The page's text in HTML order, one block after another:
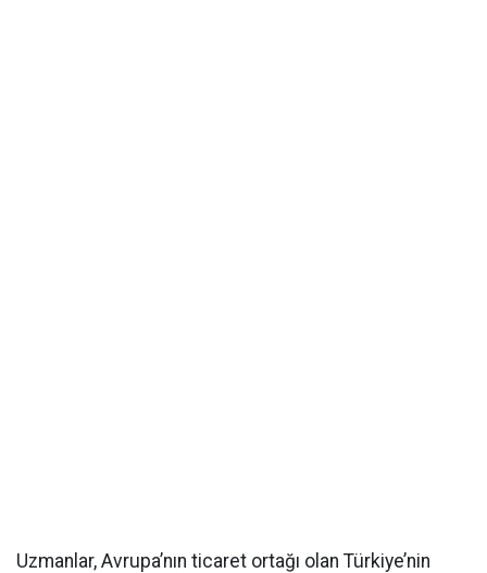
Uzmanlar, Avrupa’nın ticaret ortağı olan Türkiye’nin